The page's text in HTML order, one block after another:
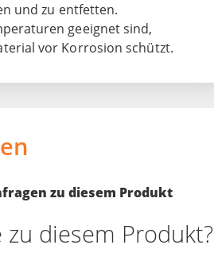
und zu entfetten.
geeignet sind,
vor Korrosion schützt.
zu diesem Produkt
zu diesem Produkt?